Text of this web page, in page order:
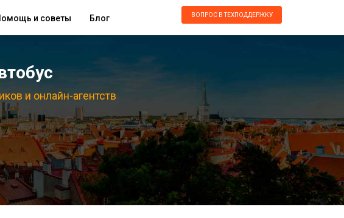
и советы Блог ВОПРОС В ТЕХПОДДЕРЖКУ
и онлайн-агентств